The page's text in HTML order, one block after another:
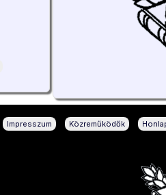
Impresszum Közreműködők